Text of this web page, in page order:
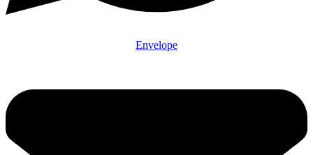
Envelope